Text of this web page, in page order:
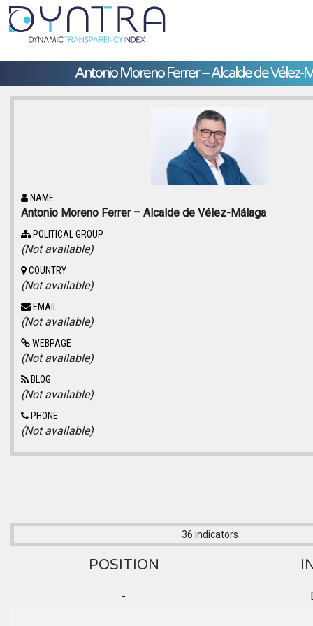
Antonio Moreno Ferrer – Alcalde de Vélez-
NAME
Antonio Moreno Ferrer – Alcalde de Vélez-Málaga
POLITICAL GROUP
(Not available)
COUNTRY
(Not available)
EMAIL
(Not available)
WEBPAGE
(Not available)
BLOG
(Not available)
PHONE
(Not available)
36 indicators
POSITION
-